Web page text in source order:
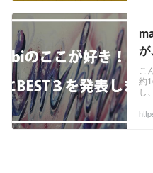
公
位
て
が
い
こ
約
し
だ